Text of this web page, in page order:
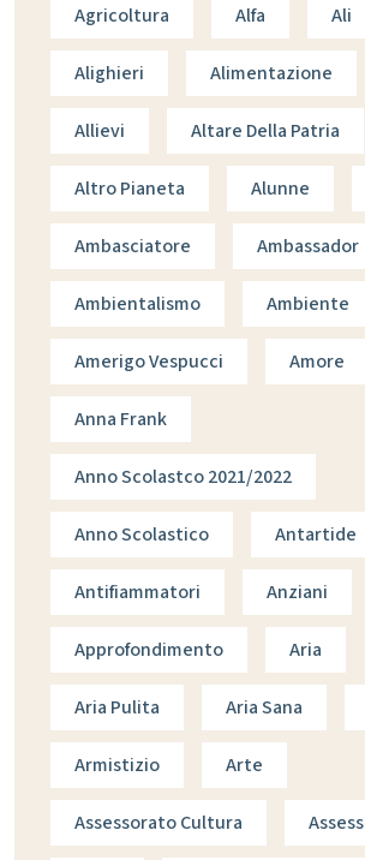
Agricoltura Alfa Ali
Alighieri Alimentazione
Allievi Altare Della Patria
Altro Pianeta Alunne
Ambasciatore Ambassador
Ambientalismo Ambiente
Amerigo Vespucci Amore
Anna Frank
Anno Scolastco 2021/2022
Anno Scolastico Antartide
Antifiammatori Anziani
Approfondimento Aria
Aria Pulita Aria Sana
Armistizio Arte
Assessorato Cultura